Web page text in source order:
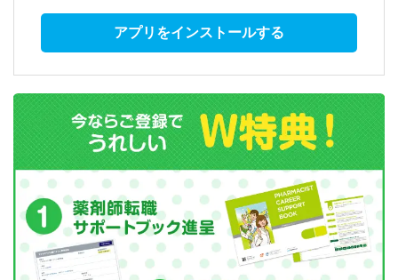
アプリをインストールする